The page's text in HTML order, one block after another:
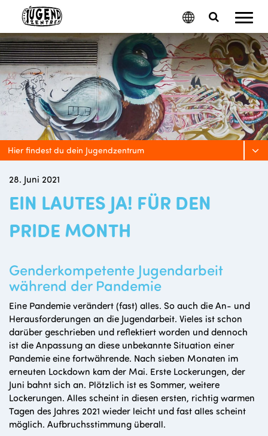
Menu
Toggle
Search
Google
Translate
Hier findest du dein Jugendzentrum
28. Juni 2021
EIN LAUTES JA! FÜR DEN
PRIDE MONTH
Genderkompetente Jugendarbeit
während der Pandemie
Eine Pandemie verändert (fast) alles. So auch die An- und
Herausforderungen an die Jugendarbeit. Vieles ist schon
darüber geschrieben und reflektiert worden und dennoch
ist die Anpassung an diese unbekannte Situation einer
Pandemie eine fortwährende. Nach sieben Monaten im
erneuten Lockdown kam der Mai. Erste Lockerungen, der
Juni bahnt sich an. Plötzlich ist es Sommer, weitere
Lockerungen. Alles scheint in diesen ersten, richtig warmen
Tagen des Jahres 2021 wieder leicht und fast alles scheint
möglich. Aufbruchsstimmung überall.